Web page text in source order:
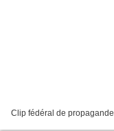
Clip fédéral de propagande